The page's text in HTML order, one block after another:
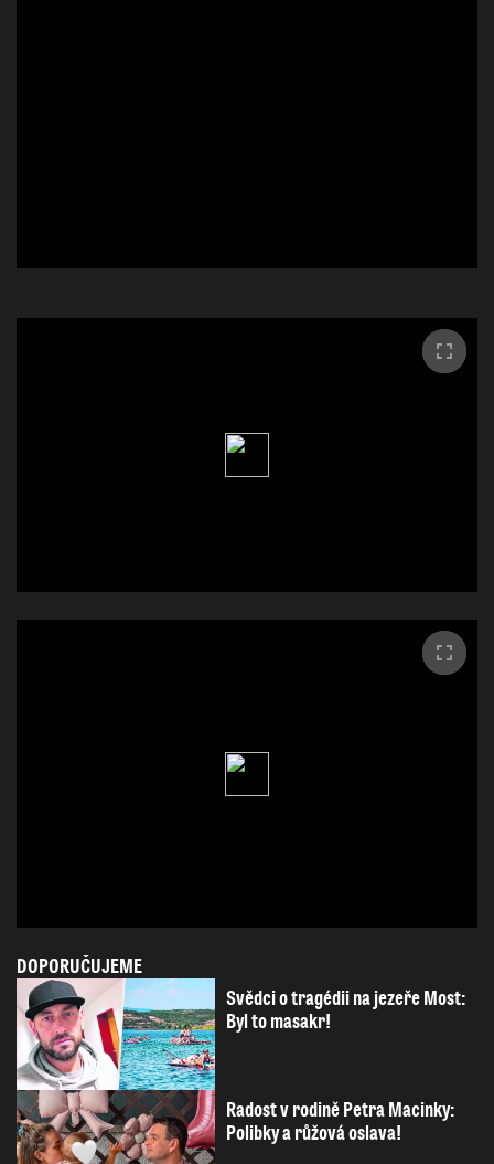
DOPORUČUJEME
Svědci o tragédii na jezeře Most:
Byl to masakr!
Radost v rodině Petra Macinky:
Polibky a růžová oslava!